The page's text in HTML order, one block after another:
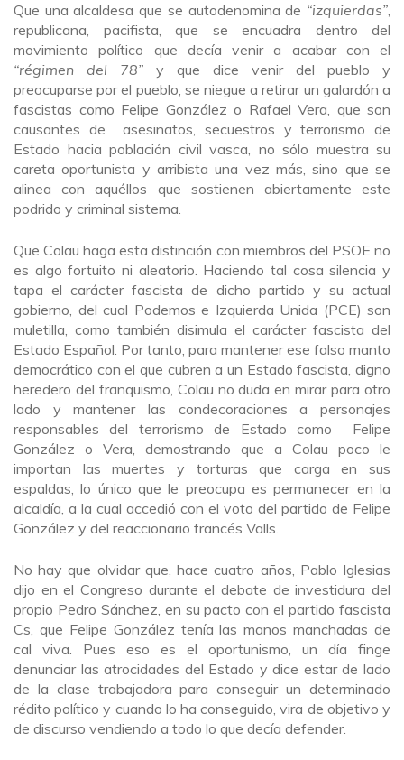
Que una alcaldesa que se autodenomina de “izquierdas”,
republicana, pacifista, que se encuadra dentro del
movimiento político que decía venir a acabar con el
“régimen del 78” y que dice venir del pueblo y
preocuparse por el pueblo, se niegue a retirar un galardón a
fascistas como Felipe González o Rafael Vera, que son
causantes de asesinatos, secuestros y terrorismo de
Estado hacia población civil vasca, no sólo muestra su
careta oportunista y arribista una vez más, sino que se
alinea con aquéllos que sostienen abiertamente este
podrido y criminal sistema.
Que Colau haga esta distinción con miembros del PSOE no
es algo fortuito ni aleatorio. Haciendo tal cosa silencia y
tapa el carácter fascista de dicho partido y su actual
gobierno, del cual Podemos e Izquierda Unida (PCE) son
muletilla, como también disimula el carácter fascista del
Estado Español. Por tanto, para mantener ese falso manto
democrático con el que cubren a un Estado fascista, digno
heredero del franquismo, Colau no duda en mirar para otro
lado y mantener las condecoraciones a personajes
responsables del terrorismo de Estado como Felipe
González o Vera, demostrando que a Colau poco le
importan las muertes y torturas que carga en sus
espaldas, lo único que le preocupa es permanecer en la
alcaldía, a la cual accedió con el voto del partido de Felipe
González y del reaccionario francés Valls.
No hay que olvidar que, hace cuatro años, Pablo Iglesias
dijo en el Congreso durante el debate de investidura del
propio Pedro Sánchez, en su pacto con el partido fascista
Cs, que Felipe González tenía las manos manchadas de
cal viva. Pues eso es el oportunismo, un día finge
denunciar las atrocidades del Estado y dice estar de lado
de la clase trabajadora para conseguir un determinado
rédito político y cuando lo ha conseguido, vira de objetivo y
de discurso vendiendo a todo lo que decía defender.